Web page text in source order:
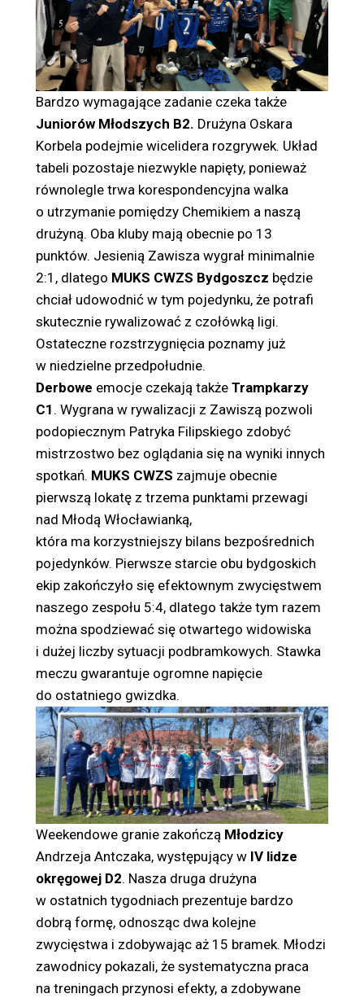
Bardzo wymagające zadanie czeka także
Juniorów Młodszych B2. Drużyna Oskara
Korbela podejmie wicelidera rozgrywek. Układ
tabeli pozostaje niezwykle napięty, ponieważ
równolegle trwa korespondencyjna walka
o utrzymanie pomiędzy Chemikiem a naszą
drużyną. Oba kluby mają obecnie po 13
punktów. Jesienią Zawisza wygrał minimalnie
2:1, dlatego MUKS CWZS Bydgoszcz będzie
chciał udowodnić w tym pojedynku, że potrafi
skutecznie rywalizować z czołówką ligi.
Ostateczne rozstrzygnięcia poznamy już
w niedzielne przedpołudnie.
Derbowe emocje czekają także Trampkarzy
C1 . Wygrana w rywalizacji z Zawiszą pozwoli
podopiecznym Patryka Filipskiego zdobyć
mistrzostwo bez oglądania się na wyniki innych
spotkań. MUKS CWZS zajmuje obecnie
pierwszą lokatę z trzema punktami przewagi
nad Młodą Włocławianką,
która ma korzystniejszy bilans bezpośrednich
pojedynków. Pierwsze starcie obu bydgoskich
ekip zakończyło się efektownym zwycięstwem
naszego zespołu 5:4, dlatego także tym razem
można spodziewać się otwartego widowiska
i dużej liczby sytuacji podbramkowych. Stawka
meczu gwarantuje ogromne napięcie
do ostatniego gwizdka.
Weekendowe granie zakończą Młodzicy
Andrzeja Antczaka, występujący w IV lidze
okręgowej D2. Nasza druga drużyna
w ostatnich tygodniach prezentuje bardzo
dobrą formę, odnosząc dwa kolejne
zwycięstwa i zdobywając aż 15 bramek. Młodzi
zawodnicy pokazali, że systematyczna praca
na treningach przynosi efekty, a zdobywane